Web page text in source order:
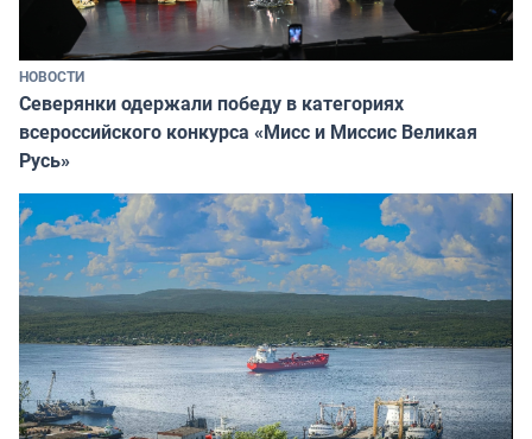
НОВОСТИ
Северянки одержали победу в категориях
всероссийского конкурса «Мисс и Миссис Великая
Русь»